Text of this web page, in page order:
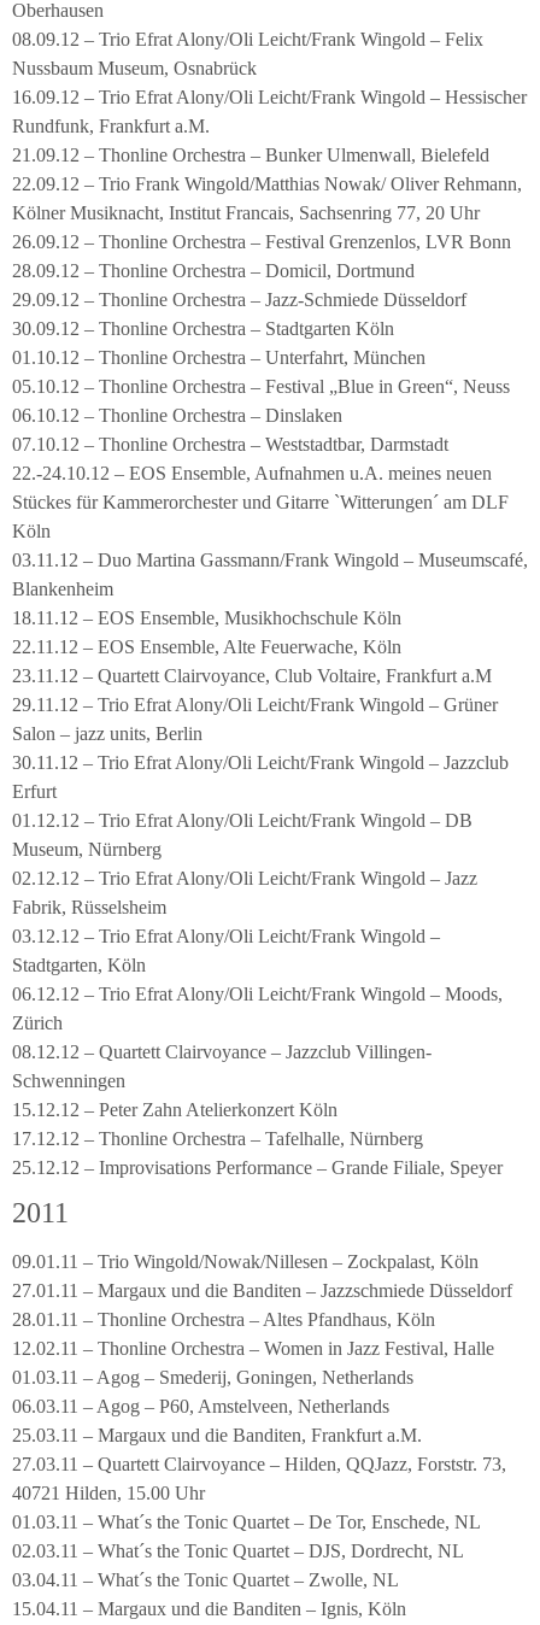
Oberhausen
08.09.12 – Trio Efrat Alony/Oli Leicht/Frank Wingold – Felix
Nussbaum Museum, Osnabrück
16.09.12 – Trio Efrat Alony/Oli Leicht/Frank Wingold – Hessischer
Rundfunk, Frankfurt a.M.
21.09.12 – Thonline Orchestra – Bunker Ulmenwall, Bielefeld
22.09.12 – Trio Frank Wingold/Matthias Nowak/ Oliver Rehmann,
Kölner Musiknacht, Institut Francais, Sachsenring 77, 20 Uhr
26.09.12 – Thonline Orchestra – Festival Grenzenlos, LVR Bonn
28.09.12 – Thonline Orchestra – Domicil, Dortmund
29.09.12 – Thonline Orchestra – Jazz-Schmiede Düsseldorf
30.09.12 – Thonline Orchestra – Stadtgarten Köln
01.10.12 – Thonline Orchestra – Unterfahrt, München
05.10.12 – Thonline Orchestra – Festival „Blue in Green“, Neuss
06.10.12 – Thonline Orchestra – Dinslaken
07.10.12 – Thonline Orchestra – Weststadtbar, Darmstadt
22.-24.10.12 – EOS Ensemble, Aufnahmen u.A. meines neuen
Stückes für Kammerorchester und Gitarre `Witterungen´ am DLF
Köln
03.11.12 – Duo Martina Gassmann/Frank Wingold – Museumscafé,
Blankenheim
18.11.12 – EOS Ensemble, Musikhochschule Köln
22.11.12 – EOS Ensemble, Alte Feuerwache, Köln
23.11.12 – Quartett Clairvoyance, Club Voltaire, Frankfurt a.M
29.11.12 – Trio Efrat Alony/Oli Leicht/Frank Wingold – Grüner
Salon – jazz units, Berlin
30.11.12 – Trio Efrat Alony/Oli Leicht/Frank Wingold – Jazzclub
Erfurt
01.12.12 – Trio Efrat Alony/Oli Leicht/Frank Wingold – DB
Museum, Nürnberg
02.12.12 – Trio Efrat Alony/Oli Leicht/Frank Wingold – Jazz
Fabrik, Rüsselsheim
03.12.12 – Trio Efrat Alony/Oli Leicht/Frank Wingold –
Stadtgarten, Köln
06.12.12 – Trio Efrat Alony/Oli Leicht/Frank Wingold – Moods,
Zürich
08.12.12 – Quartett Clairvoyance – Jazzclub Villingen-
Schwenningen
15.12.12 – Peter Zahn Atelierkonzert Köln
17.12.12 – Thonline Orchestra – Tafelhalle, Nürnberg
25.12.12 – Improvisations Performance – Grande Filiale, Speyer
2011
09.01.11 – Trio Wingold/Nowak/Nillesen – Zockpalast, Köln
27.01.11 – Margaux und die Banditen – Jazzschmiede Düsseldorf
28.01.11 – Thonline Orchestra – Altes Pfandhaus, Köln
12.02.11 – Thonline Orchestra – Women in Jazz Festival, Halle
01.03.11 – Agog – Smederij, Goningen, Netherlands
06.03.11 – Agog – P60, Amstelveen, Netherlands
25.03.11 – Margaux und die Banditen, Frankfurt a.M.
27.03.11 – Quartett Clairvoyance – Hilden, QQJazz, Forststr. 73,
40721 Hilden, 15.00 Uhr
01.03.11 – What´s the Tonic Quartet – De Tor, Enschede, NL
02.03.11 – What´s the Tonic Quartet – DJS, Dordrecht, NL
03.04.11 – What´s the Tonic Quartet – Zwolle, NL
15.04.11 – Margaux und die Banditen – Ignis, Köln